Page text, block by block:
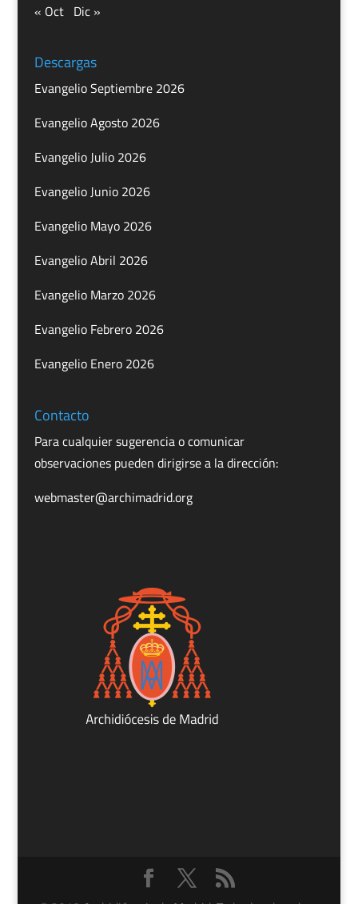
« Oct Dic »
Descargas
Evangelio Septiembre 2026
Evangelio Agosto 2026
Evangelio Julio 2026
Evangelio Junio 2026
Evangelio Mayo 2026
Evangelio Abril 2026
Evangelio Marzo 2026
Evangelio Febrero 2026
Evangelio Enero 2026
Contacto
Para cualquier sugerencia o comunicar
observaciones pueden dirigirse a la dirección:
webmaster@archimadrid.org